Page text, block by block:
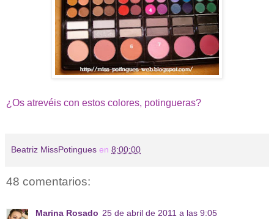
¿Os atrevéis con estos colores, potingueras?
Beatriz MissPotingues en 8:00:00
48 comentarios:
Marina Rosado 25 de abril de 2011 a las 9:05